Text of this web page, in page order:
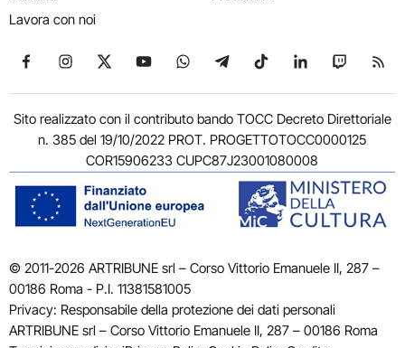
Lavora con noi
Seguici su Facebook
Seguici su Instagram
Seguici su X
Seguici su YouTube
Seguici su WhatsApp
Seguici su Telegram
Seguici su TikTok
Seguici su
Seguici
Sito realizzato con il contributo bando TOCC Decreto Direttoriale
n. 385 del 19/10/2022 PROT. PROGETTOTOCC0000125
COR15906233 CUPC87J23001080008
© 2011-2026 ARTRIBUNE srl – Corso Vittorio Emanuele II, 287 –
00186 Roma - P.I. 11381581005
Privacy: Responsabile della protezione dei dati personali
ARTRIBUNE srl – Corso Vittorio Emanuele II, 287 – 00186 Roma